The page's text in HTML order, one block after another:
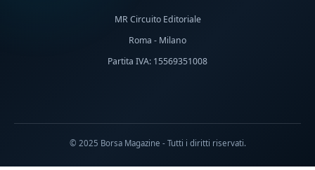
MR Circuito Editoriale
Roma - Milano
Partita IVA: 15569351008
© 2025 Borsa Magazine - Tutti i diritti riservati.